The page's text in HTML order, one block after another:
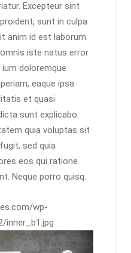
Excepteur sint
sunt in culpa
anim id est laborum.
iste natus error
doloremque
eaque ipsa
et quasi
sunt explicabo.
quia voluptas sit
sed quia
eos qui ratione
Neque porro quisq.